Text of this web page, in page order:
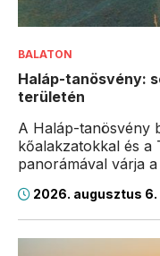
BALATON
Haláp-tanösvény:
területén
A Haláp-tanösvény
kőalakzatokkal és a
panorámával várja
2026. augusztus 6.